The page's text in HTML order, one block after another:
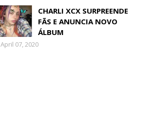
CHARLI XCX SURPREENDE
FÃS E ANUNCIA NOVO
ÁLBUM
April 07, 2020